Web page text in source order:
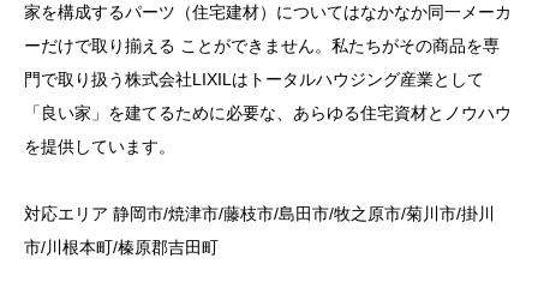
家を構成するパーツ（住宅建材）についてはなかなか同一メーカ
ーだけで取り揃える ことができません。私たちがその商品を専
門で取り扱う株式会社LIXILはトータルハウジング産業として
「良い家」を建てるために必要な、あらゆる住宅資材とノウハウ
を提供しています。
対応エリア 静岡市/焼津市/藤枝市/島田市/牧之原市/菊川市/掛川
市/川根本町/榛原郡吉田町